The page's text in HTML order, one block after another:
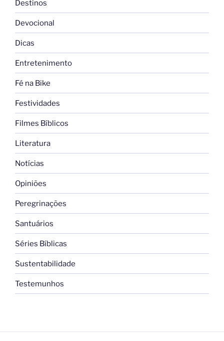
Destinos
Devocional
Dicas
Entretenimento
Fé na Bike
Festividades
Filmes Bíblicos
Literatura
Notícias
Opiniões
Peregrinações
Santuários
Séries Bíblicas
Sustentabilidade
Testemunhos